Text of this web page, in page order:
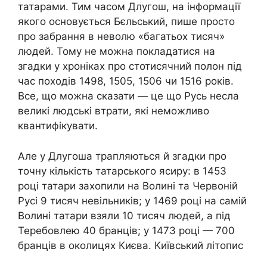
татарами. Тим часом Длугош, на інформації
якого основується Бєльський, пише просто
про забрання в неволю «багатьох тисяч»
людей. Тому не можна покладатися на
згадки у хроніках про стотисячний полон під
час походів 1498, 1505, 1506 чи 1516 років.
Все, що можна сказати — це що Русь несла
великі людські втрати, які неможливо
квантифікувати.
Але у Длугоша трапляються й згадки про
точну кількість татарського ясиру: в 1453
році татари захопили на Волині та Червоній
Русі 9 тисяч невільників; у 1469 році на самій
Волині татари взяли 10 тисяч людей, а під
Теребовлею 40 бранців; у 1473 році — 700
бранців в околицях Києва. Київський літопис